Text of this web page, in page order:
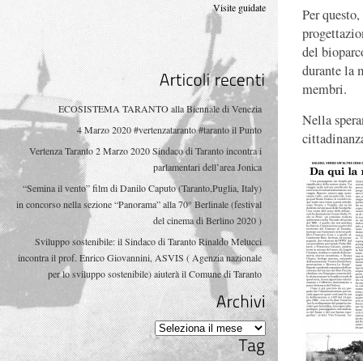
Visite guidate
ECOSISTEMA TARANTO alla Biennale di Venezia
4 Marzo 2020 #vertenzataranto #taranto il Punto
Vertenza Taranto 2 Marzo 2020 Sindaco di Taranto incontra i
parlamentari dell’area Jonica
“Semina il vento” film di Danilo Caputo (Taranto,Puglia, Italy)
in concorso nella sezione “Panorama” alla 70° Berlinale (festival
del cinema di Berlino 2020 )
Sviluppo sostenibile: il Sindaco di Taranto Rinaldo Melucci
incontra il prof. Enrico Giovannini, ASVIS ( Agenzia nazionale
per lo sviluppo sostenibile) aiuterà il Comune di Taranto
Archivi
Per
del
durante la
membri.
Nella